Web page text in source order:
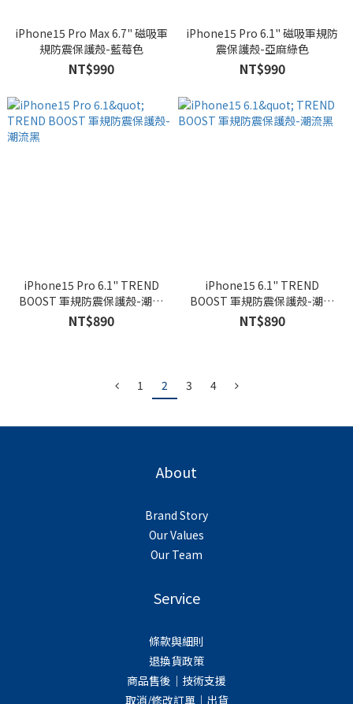
iPhone15 Pro Max 6.7" 磁吸軍
規防震保護殼-藍莓色
NT$990
iPhone15 Pro 6.1" 磁吸軍規防
震保護殼-亞麻綠色
NT$990
iPhone15 Pro 6.1" TREND
BOOST 軍規防震保護殼-潮流
黑
NT$890
iPhone15 6.1" TREND
BOOST 軍規防震保護殼-潮流
黑
NT$890
1 2 3 4
About
Brand Story
Our Values
Our Team
Service
條款與細則
退換貨政策
商品售後｜技術支援
取消/修改訂單｜出貨